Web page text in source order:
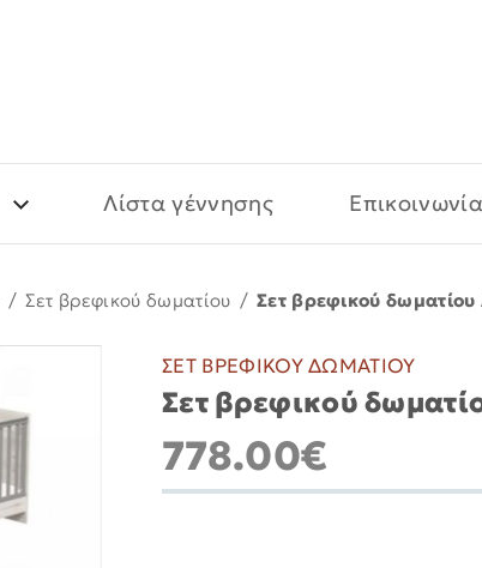
Λίστα γέννησης Επικοινωνία
/ Σετ βρεφικού δωματίου / Σετ βρεφικού
ΣΕΤ ΒΡΕΦΙΚΟΥ ΔΩΜΑΤΙΟΥ
Σετ βρεφικού
778.00€